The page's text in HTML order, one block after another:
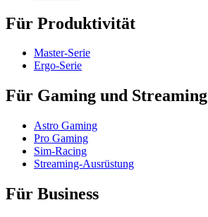
Für Produktivität
Master-Serie
Ergo-Serie
Für Gaming und Streaming
Astro Gaming
Pro Gaming
Sim-Racing
Streaming-Ausrüstung
Für Business